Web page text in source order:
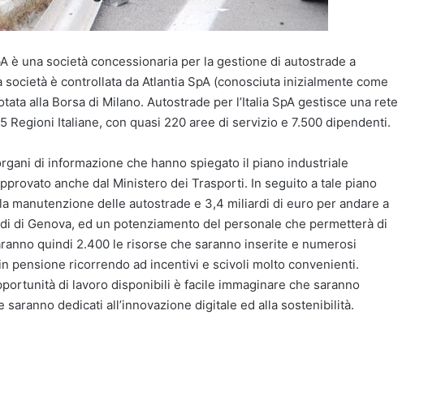
è una società concessionaria per la gestione di autostrade a
è controllata da Atlantia SpA (conosciuta inizialmente come
alla Borsa di Milano. Autostrade per l’Italia SpA gestisce una rete
Regioni Italiane, con quasi 220 aree di servizio e 7.500 dipendenti.
di informazione che hanno spiegato il piano industriale
anche dal Ministero dei Trasporti. In seguito a tale piano
manutenzione delle autostrade e 3,4 miliardi di euro per andare a
di Genova, ed un potenziamento del personale che permetterà di
quindi 2.400 le risorse che saranno inserite e numerosi
pensione ricorrendo ad incentivi e scivoli molto convenienti.
di lavoro disponibili è facile immaginare che saranno
dedicati all’innovazione digitale ed alla sostenibilità.